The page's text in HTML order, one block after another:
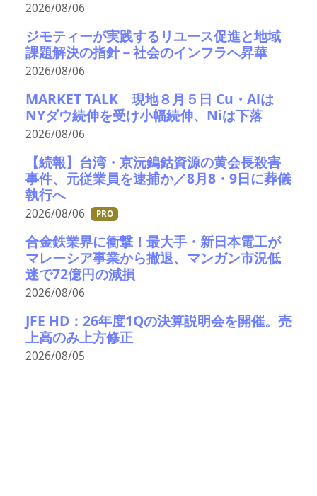
2026/08/06
ジモティーが実践するリユース促進と地域
課題解決の指針－社会のインフラへ昇華
2026/08/06
MARKET TALK 現地８月５日 Cu・Alは
NYダウ続伸を受け小幅続伸、Niは下落
2026/08/06
【続報】台湾・京沅鎢鈷資源の黄会長殺害
事件、元従業員を逮捕か／8月8・9日に葬儀
執行へ
2026/08/06 PRO
合金鉄業界に衝撃！最大手・新日本電工が
マレーシア事業から撤退、マンガン市況低
迷で72億円の減損
2026/08/06
JFE HD：26年度1Qの決算説明会を開催。売
上高のみ上方修正
2026/08/05